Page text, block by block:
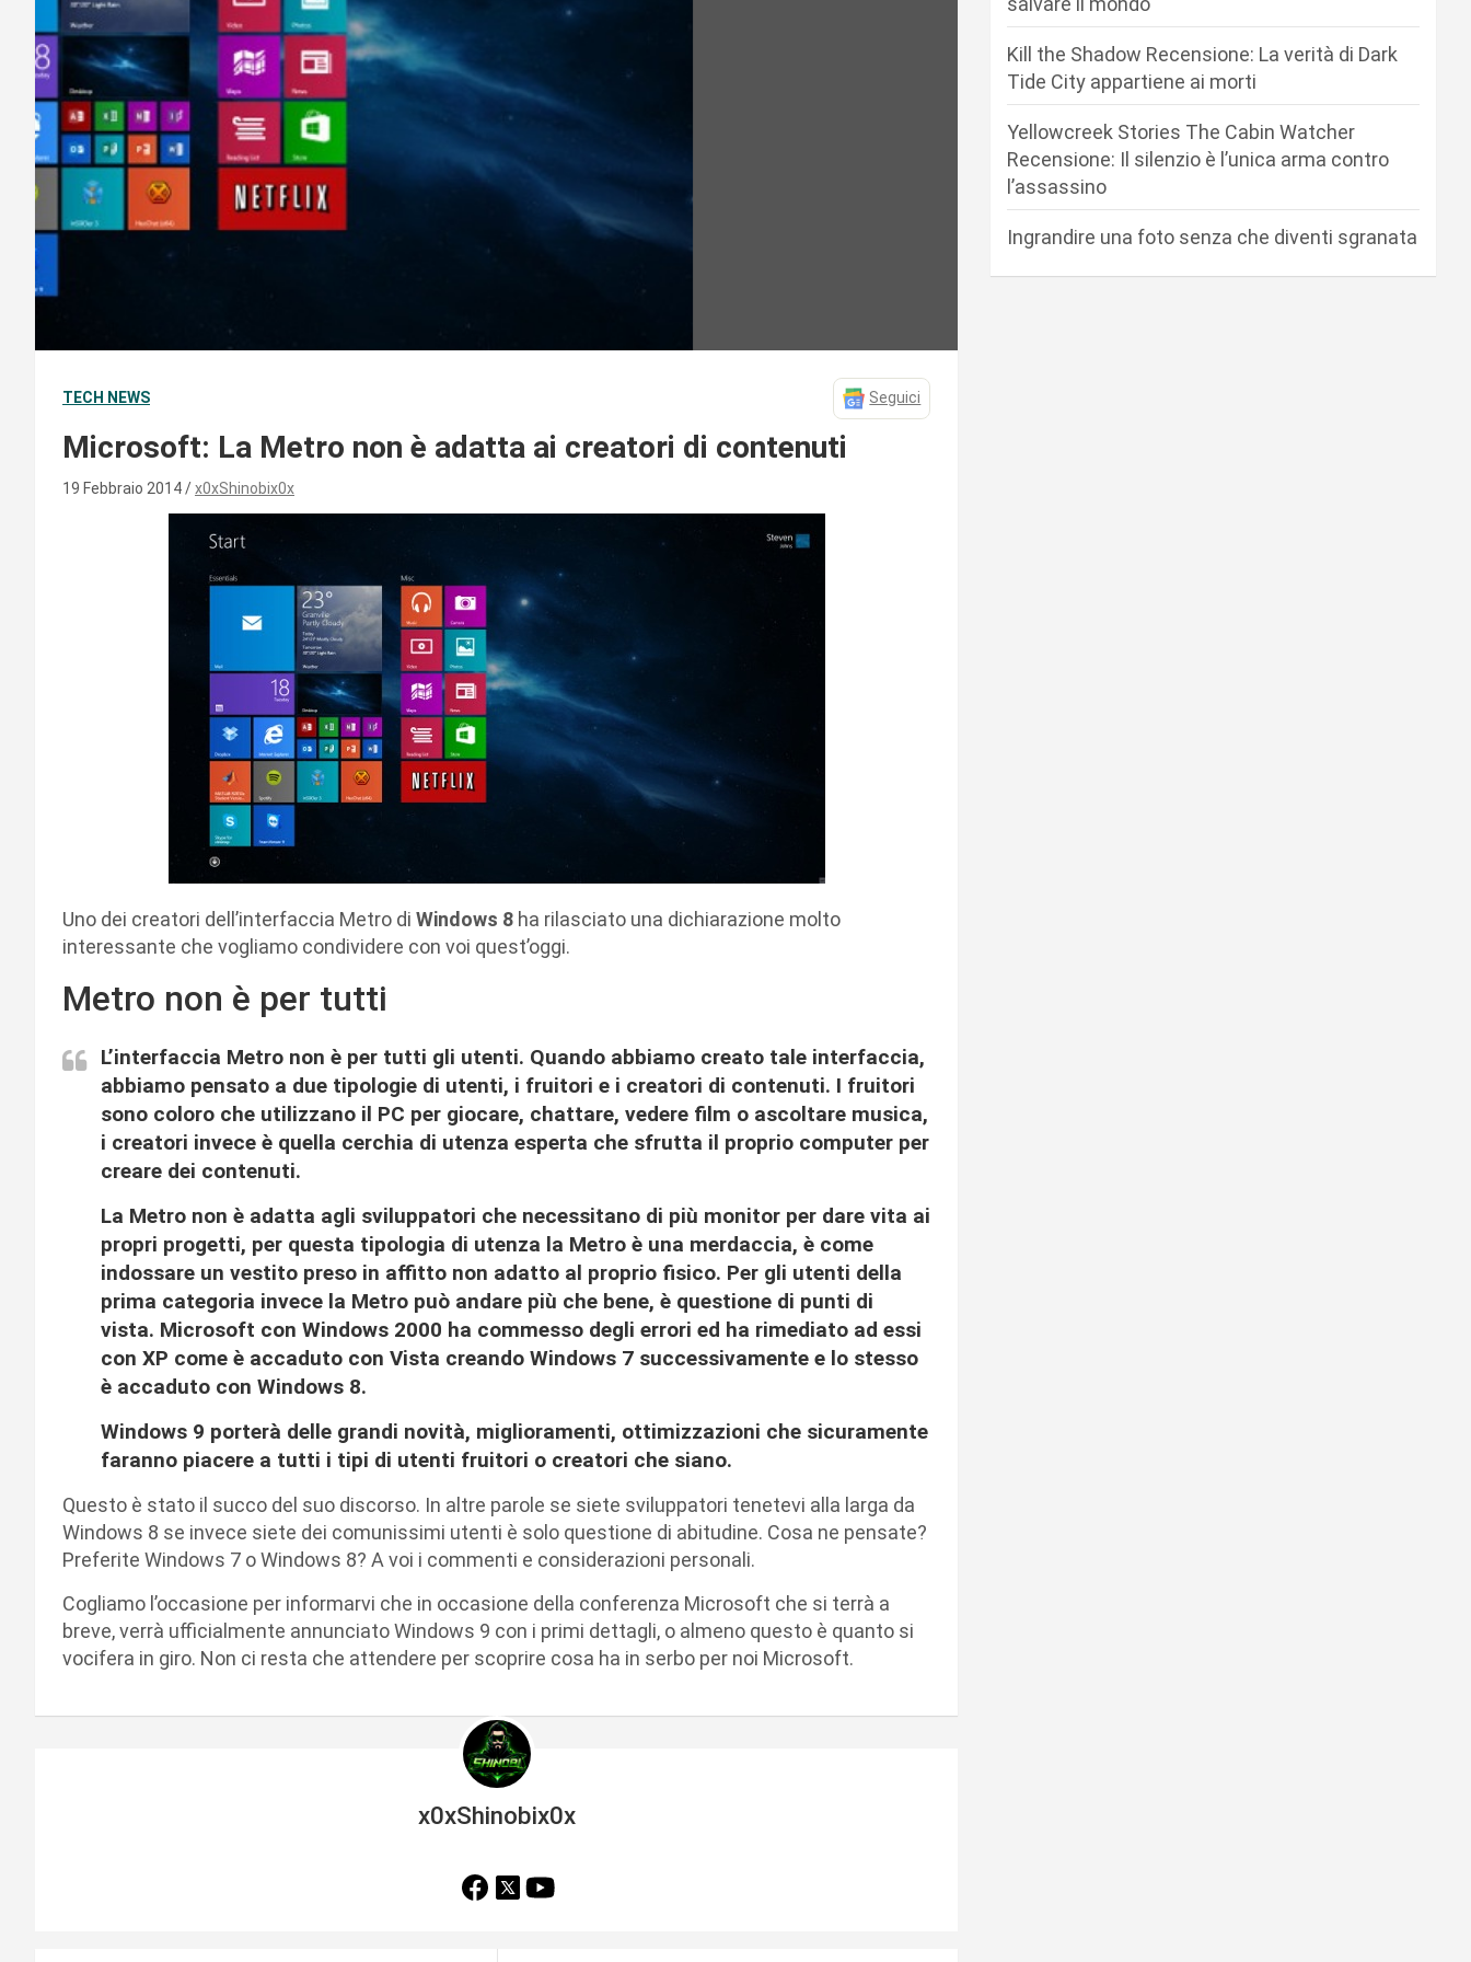
TECH NEWS Seguici
Microsoft: La Metro non è adatta ai creatori di contenuti
19 Febbraio 2014 x0xShinobix0x
Uno dei creatori dell’interfaccia Metro di Windows 8 ha rilasciato una dichiarazione molto
interessante che vogliamo condividere con voi quest’oggi.
Metro non è per tutti
L’interfaccia Metro non è per tutti gli utenti. Quando abbiamo creato tale interfaccia,
abbiamo pensato a due tipologie di utenti, i fruitori e i creatori di contenuti. I fruitori
sono coloro che utilizzano il PC per giocare, chattare, vedere film o ascoltare musica,
i creatori invece è quella cerchia di utenza esperta che sfrutta il proprio computer per
creare dei contenuti.
La Metro non è adatta agli sviluppatori che necessitano di più monitor per dare vita ai
propri progetti, per questa tipologia di utenza la Metro è una merdaccia, è come
indossare un vestito preso in affitto non adatto al proprio fisico. Per gli utenti della
prima categoria invece la Metro può andare più che bene, è questione di punti di
vista. Microsoft con Windows 2000 ha commesso degli errori ed ha rimediato ad essi
con XP come è accaduto con Vista creando Windows 7 successivamente e lo stesso
è accaduto con Windows 8.
Windows 9 porterà delle grandi novità, miglioramenti, ottimizzazioni che sicuramente
faranno piacere a tutti i tipi di utenti fruitori o creatori che siano.
Questo è stato il succo del suo discorso. In altre parole se siete sviluppatori tenetevi alla larga da
Windows 8 se invece siete dei comunissimi utenti è solo questione di abitudine. Cosa ne pensate?
Preferite Windows 7 o Windows 8? A voi i commenti e considerazioni personali.
Cogliamo l’occasione per informarvi che in occasione della conferenza Microsoft che si terrà a
breve, verrà ufficialmente annunciato Windows 9 con i primi dettagli, o almeno questo è quanto si
vocifera in giro. Non ci resta che attendere per scoprire cosa ha in serbo per noi Microsoft.
x0xShinobix0x
Kill the Shadow Recensione: La verità di Dark
Tide City appartiene ai morti
Yellowcreek Stories The Cabin Watcher
Recensione: Il silenzio è l’unica arma contro
l’assassino
Ingrandire una foto senza che diventi sgranata